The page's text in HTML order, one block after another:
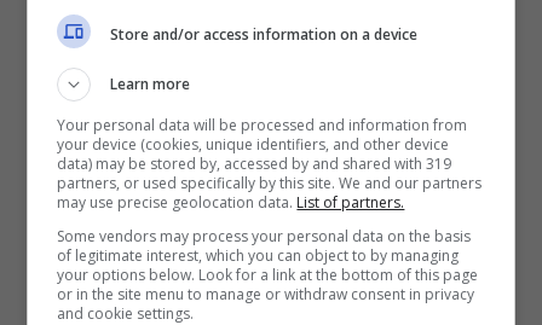
indicizzata al tasso del 7,3%, un numero
previsionale di inflazione del 2022. A seguito
dell’aumento dei prezzi e del costo della vita,
la percentuale ha raggiunto quota 8,1%
sancendo un altro incremento che con ogni
probabilità finirà nell’assegno sociale di
dicembre.
Store and/or access information on a device
Learn more
Your personal data will be processed and information from
your device (cookies, unique identifiers, and other device
data) may be stored by, accessed by and shared with 319
partners, or used specifically by this site. We and our partners
may use precise geolocation data. List of partners.
Some vendors may process your personal data on the basis
of legitimate interest, which you can object to by managing
your options below. Look for a link at the bottom of this page
or in the site menu to manage or withdraw consent in privacy
and cookie settings.